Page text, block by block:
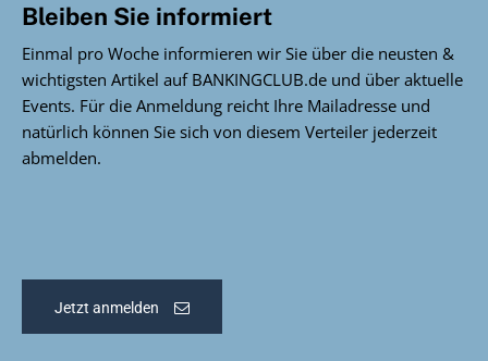
Bleiben Sie informiert
Einmal pro Woche informieren wir Sie über die neusten &
wichtigsten Artikel auf BANKINGCLUB.de und über aktuelle
Events. Für die Anmeldung reicht Ihre Mailadresse und
natürlich können Sie sich von diesem Verteiler jederzeit
abmelden.
Jetzt anmelden